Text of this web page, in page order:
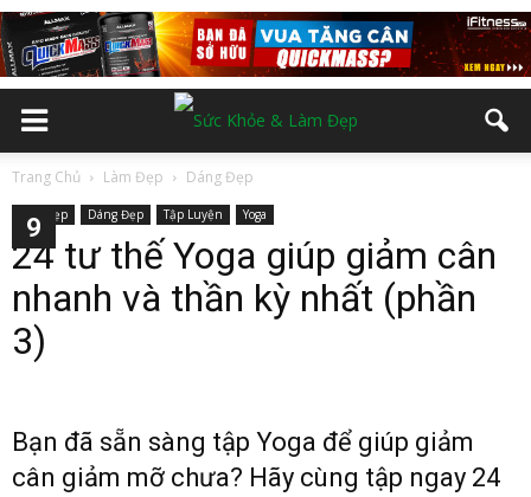
Trang Chủ Làm Đẹp Dáng Đẹp
Làm Đẹp Dáng Đẹp Tập Luyện Yoga
24 tư thế Yoga giúp giảm cân
nhanh và thần kỳ nhất (phần
3)
Bạn đã sẵn sàng tập Yoga để giúp giảm
cân giảm mỡ chưa? Hãy cùng tập ngay 24
2
3
4
5
6
7
8
9